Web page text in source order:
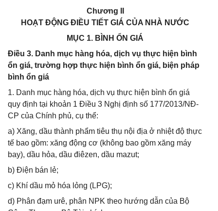
Chương II
HOẠT ĐỘNG ĐIỀU TIẾT GIÁ CỦA NHÀ NƯỚC
MỤC 1. BÌNH ỔN GIÁ
Điều 3. Danh mục hàng hóa, dịch vụ thực hiện bình
ổn giá, trường hợp thực hiện bình ổn giá, biện pháp
bình ổn giá
1. Danh mục hàng hóa, dịch vụ thực hiện bình ổn giá
quy định tại khoản 1 Điều 3 Nghị định số 177/2013/NĐ-
CP của Chính phủ, cụ thể:
a) Xăng, dầu thành phẩm tiêu thụ nội địa ở nhiệt độ thực
tế bao gồm: xăng động cơ (không bao gồm xăng máy
bay), dầu hỏa, dầu điêzen, dầu mazut;
b) Điện bán lẻ;
c) Khí dầu mỏ hóa lỏng (LPG);
d) Phân đạm urê, phân NPK theo hướng dẫn của Bộ